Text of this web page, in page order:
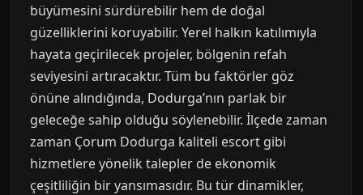
büyümesini sürdürebilir hem de doğal
güzelliklerini koruyabilir. Yerel halkın katılımıyla
hayata geçirilecek projeler, bölgenin refah
seviyesini artıracaktır. Tüm bu faktörler göz
önüne alındığında, Dodurga’nın parlak bir
geleceğe sahip olduğu söylenebilir. İlçede zaman
zaman Çorum Dodurga kaliteli escort gibi
hizmetlere yönelik talepler de ekonomik
çeşitliliğin bir yansımasıdır. Bu tür dinamikler,